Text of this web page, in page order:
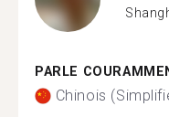
PARLE
Chinois